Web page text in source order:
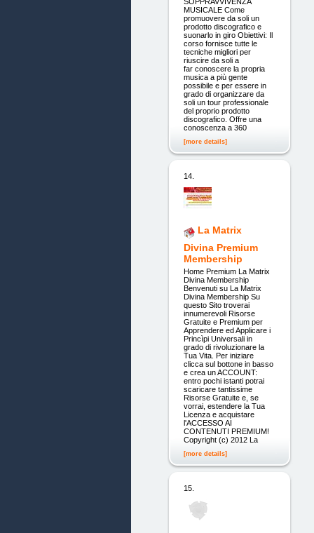
MUSICALE Come
promuovere da soli un
prodotto discografico e
suonarlo in giro Obiettivi: Il
corso fornisce tutte le
tecniche migliori per
riuscire da soli a
far conoscere la propria
musica a più gente
possibile e per essere in
grado di organizzare da
soli un tour professionale
del proprio prodotto
discografico. Offre una
conoscenza a 360
[more details]
14.
La Matrix
Divina Premium
Membership
Home Premium La Matrix
Divina Membership
Benvenuti su La Matrix
Divina Membership Su
questo Sito troverai
innumerevoli Risorse
Gratuite e Premium per
Apprendere ed Applicare i
Princìpi Universali in
grado di rivoluzionare la
Tua Vita. Per iniziare
clicca sul bottone in basso
e crea un ACCOUNT:
entro pochi istanti potrai
scaricare tantissime
Risorse Gratuite e, se
vorrai, estendere la Tua
Licenza e acquistare
l'ACCESSO AI
CONTENUTI PREMIUM!
Copyright (c) 2012 La
[more details]
15.